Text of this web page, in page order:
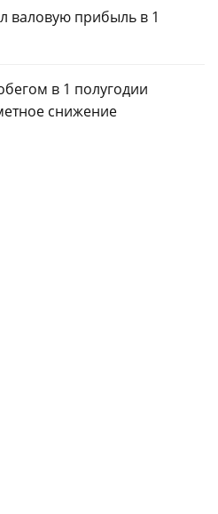
валовую прибыль в 1
в 1 полугодии
снижение